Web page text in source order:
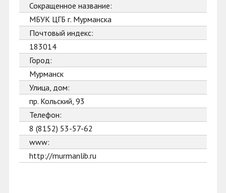
Сокращенное название:
МБУК ЦГБ г. Мурманска
Почтовый индекс:
183014
Город:
Мурманск
Улица, дом:
пр. Кольский, 93
Телефон:
8 (8152) 53-57-62
www:
http://murmanlib.ru